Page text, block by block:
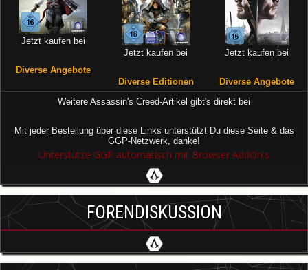
Jetzt kaufen bei
Diverse Angebote
Jetzt kaufen bei
Diverse Editionen
Jetzt kaufen bei
Diverse Angebote
Weitere Assassin's Creed-Artikel gibt's direkt bei
Mit jeder Bestellung über diese Links unterstützt Du diese Seite & das
GGP-Netzwerk, danke!
Unterstütze GGP automatisch mit Browser AddOn's
FORENDISKUSSION